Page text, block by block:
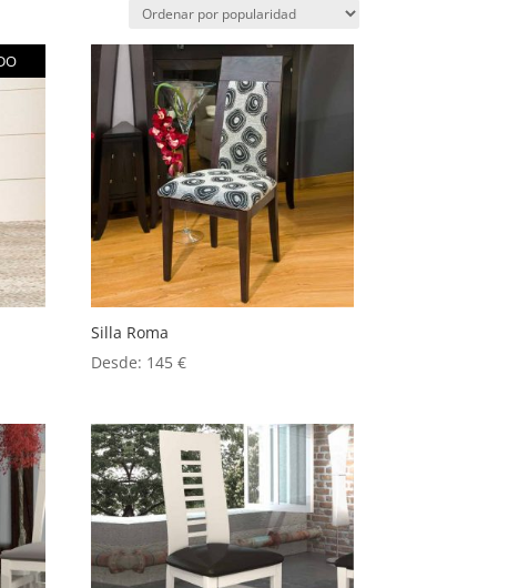
Silla Roma
Desde: 145€